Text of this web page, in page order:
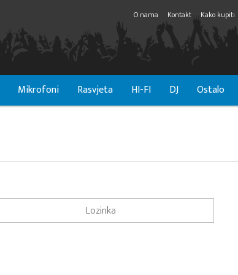
O nama Kontakt Kako kupiti
Mikrofoni Rasvjeta HI-FI DJ Ostalo